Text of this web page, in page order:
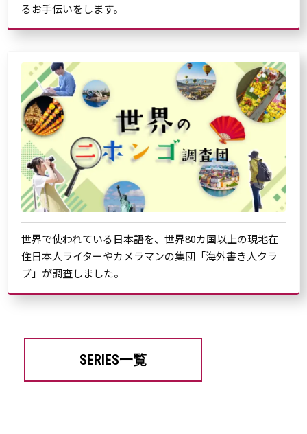
るお手伝いをします。
世界で使われている日本語を、世界80カ国以上の現地在
住日本人ライターやカメラマンの集団「海外書き人クラ
ブ」が調査しました。
SERIES一覧